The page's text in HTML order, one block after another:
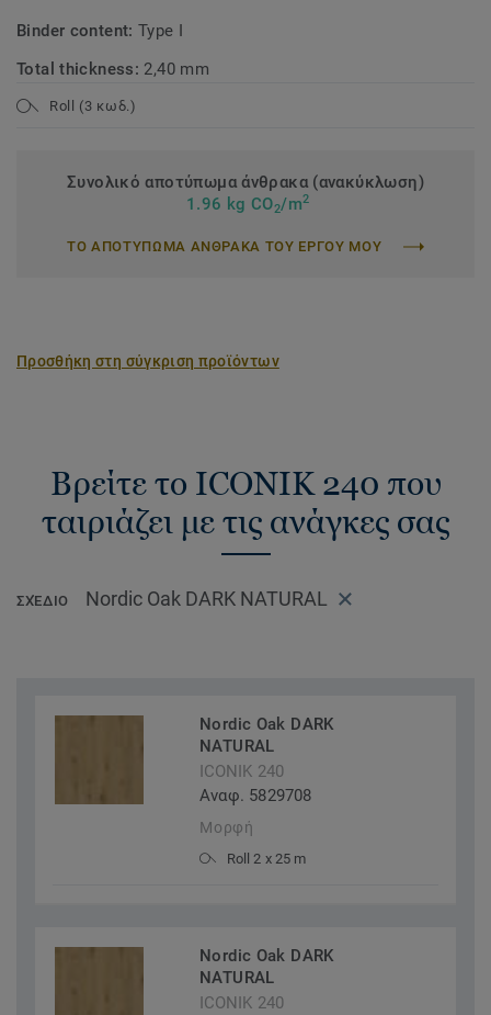
Binder content:Type I
Total thickness: 2,40 mm
Roll (3 κωδ.)
Συνολικό αποτύπωμα άνθρακα (ανακύκλωση)
1.96 kg CO2/m2
ΤΟ ΑΠΟΤΥΠΩΜΑ ΑΝΘΡΑΚΑ ΤΟΥ ΕΡΓΟΥ ΜΟΥ
Προσθήκη στη σύγκριση προϊόντων
Βρείτε το ICONIK 240 που
ταιριάζει με τις ανάγκες σας
ΣΧΈΔΙΟ Nordic Oak DARK NATURAL
Nordic Oak DARK
NATURAL
ICONIK 240
Αναφ. 5829708
Μορφή
Roll 2 x 25 m
Nordic Oak DARK
NATURAL
ICONIK 240